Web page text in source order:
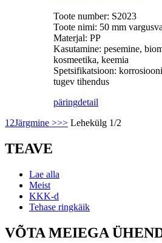
Toote number: S2023
Toote nimi: 50 mm
Materjal: PP
Kasutamine: pesemine,
kosmeetika, keemia
Spetsifikatsioon:
tugev tihendus
päringdetail
1 2Järgmine >>> Lehekülg 1/2
TEAVE
Lae alla
Meist
KKK-d
Tehase ringkäik
VÕTA MEIEGA